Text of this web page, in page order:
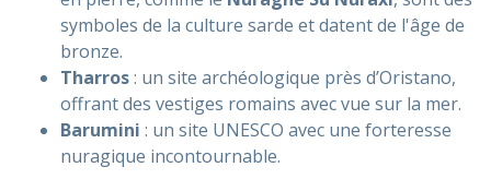
symboles de la culture sarde et datent de l'âge de
bronze.
Tharros: un site archéologique près d’Oristano,
offrant des vestiges romains avec vue sur la mer.
Barumini : un site UNESCO avec une forteresse
nuragique incontournable.